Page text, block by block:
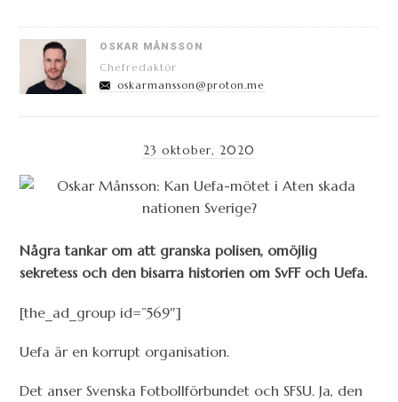
OSKAR MÅNSSON
Chefredaktör
oskarmansson@proton.me
23 oktober, 2020
Några tankar om att granska polisen, omöjlig
sekretess och den bisarra historien om SvFF och Uefa.
[the_ad_group id=”569″]
Uefa är en korrupt organisation.
Det anser Svenska Fotbollförbundet och SFSU. Ja, den